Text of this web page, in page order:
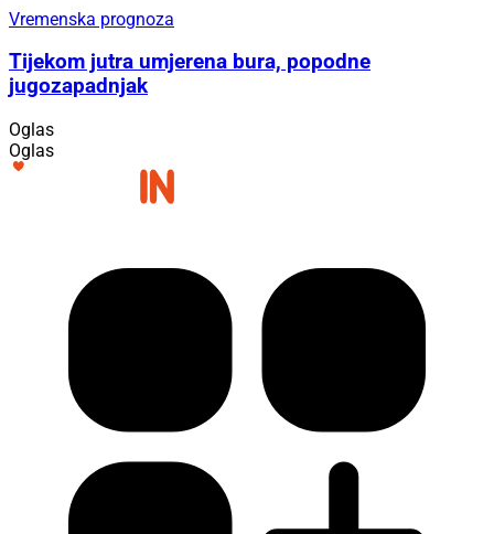
Vremenska prognoza
Tijekom jutra umjerena bura, popodne
jugozapadnjak
Oglas
Oglas